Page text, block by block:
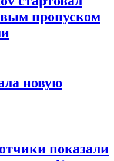
пропуском
новую
показали